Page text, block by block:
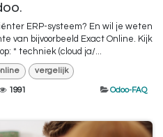
ERP-systeem? En wil je weten
van bijvoorbeeld Exact Online. Kijk
* techniek (cloud ja/...
vergelijk
1991 Odoo-FAQ